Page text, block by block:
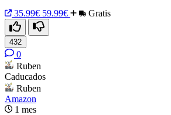
35.99€ 59.99€ Gratis
432
0
Ruben
Caducados
Ruben
Amazon
1 mes